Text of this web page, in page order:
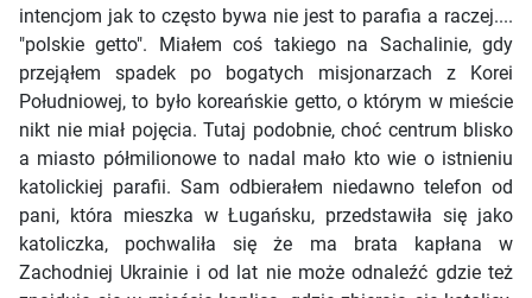
intencjom jak to często bywa nie jest to parafia a raczej....
"polskie getto". Miałem coś takiego na Sachalinie, gdy
przejąłem spadek po bogatych misjonarzach z Korei
Południowej, to było koreańskie getto, o którym w mieście
nikt nie miał pojęcia. Tutaj podobnie, choć centrum blisko
a miasto półmilionowe to nadal mało kto wie o istnieniu
katolickiej parafii. Sam odbierałem niedawno telefon od
pani, która mieszka w Ługańsku, przedstawiła się jako
katoliczka, pochwaliła się że ma brata kapłana w
Zachodniej Ukrainie i od lat nie może odnaleźć gdzie też